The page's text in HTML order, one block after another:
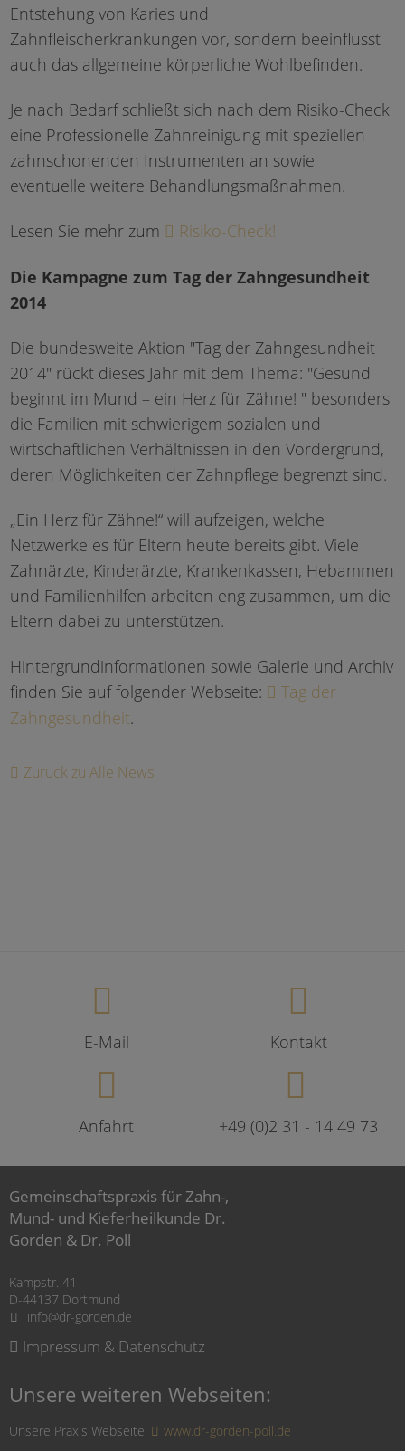
Entstehung von Karies und
Zahnfleischerkrankungen vor, sondern beeinflusst
auch das allgemeine körperliche Wohlbefinden.
Je nach Bedarf schließt sich nach dem Risiko-Check
eine Professionelle Zahnreinigung mit speziellen
zahnschonenden Instrumenten an sowie
eventuelle weitere Behandlungsmaßnahmen.
Lesen Sie mehr zum Risiko-Check!
Die Kampagne zum Tag der Zahngesundheit
2014
Die bundesweite Aktion "Tag der Zahngesundheit
2014" rückt dieses Jahr mit dem Thema: "Gesund
beginnt im Mund – ein Herz für Zähne! " besonders
die Familien mit schwierigem sozialen und
wirtschaftlichen Verhältnissen in den Vordergrund,
deren Möglichkeiten der Zahnpflege begrenzt sind.
„Ein Herz für Zähne!“ will aufzeigen, welche
Netzwerke es für Eltern heute bereits gibt. Viele
Zahnärzte, Kinderärzte, Krankenkassen, Hebammen
und Familienhilfen arbeiten eng zusammen, um die
Eltern dabei zu unterstützen.
Hintergrundinformationen sowie Galerie und Archiv
finden Sie auf folgender Webseite:
Tag der
Zahngesundheit.
Zurück zu Alle News
E-Mail Kontakt
Anfahrt +49 (0)2 31 - 14 49 73
Gemeinschaftspraxis für Zahn-,
Mund- und Kieferheilkunde Dr.
Gorden & Dr. Poll
Kampstr. 41
D-44137 Dortmund
info@dr-gorden.de
Impressum & Datenschutz
Unsere weiteren Webseiten:
Unsere Praxis Webseite: www.dr-gorden-poll.de